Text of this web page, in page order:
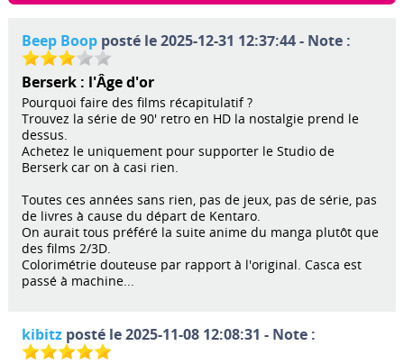
Beep Boopposté le 2025-12-31 12:37:44 - Note :
Berserk : l'Âge d'or
Pourquoi faire des films récapitulatif ?
Trouvez la série de 90' retro en HD la nostalgie prend le
dessus.
Achetez le uniquement pour supporter le Studio de
Berserk car on à casi rien.
Toutes ces années sans rien, pas de jeux, pas de série, pas
de livres à cause du départ de Kentaro.
On aurait tous préféré la suite anime du manga plutôt que
des films 2/3D.
Colorimétrie douteuse par rapport à l'original. Casca est
passé à machine...
kibitzposté le 2025-11-08 12:08:31 - Note :